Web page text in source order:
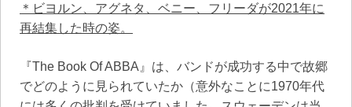
＊ビヨルン、アグネタ、ベニー、フリーダが2021年に
再結集した時の姿。
『The Book Of ABBA』は、バンドが成功する中で故郷
でどのように見られていたか（意外なことに1970年代